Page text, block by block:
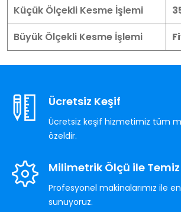
Küçük Ölçekli Kesme İşlemi
Büyük Ölçekli Kesme İşlemi
Ücretsiz Keşif
Ücretsiz keşif hizmetimiz tüm
özeldir.
Milimetrik Ölçü ile
Profesyonel makinalarımız ile
sunuyoruz.